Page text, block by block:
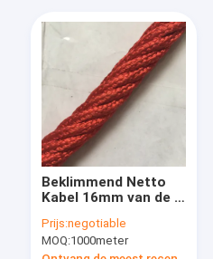
Beklimmend Netto
Kabel 16mm van de 6
Polyester voor
Pretpark
Prijs:negotiable
MOQ:1000meter